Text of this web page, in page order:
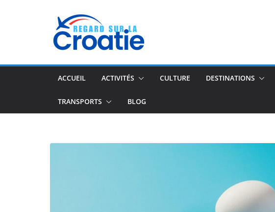
ACCUEIL ACTIVITÉS CULTURE DESTINATIONS
TRANSPORTS BLOG